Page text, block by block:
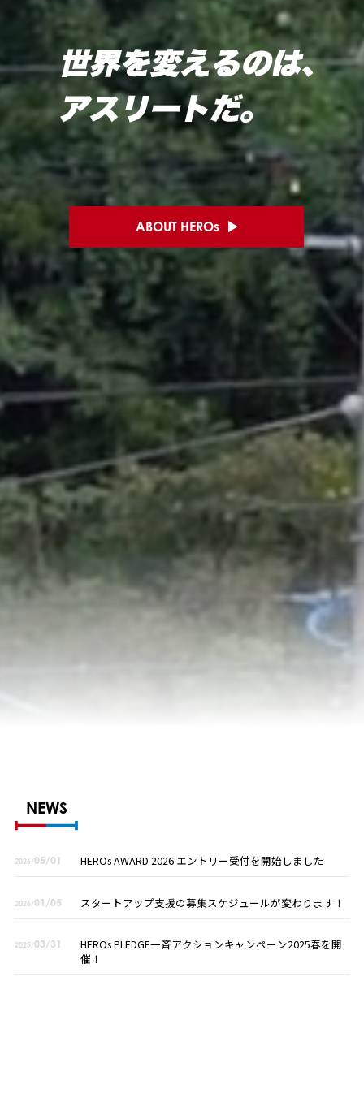
ABOUT HEROs
NEWS
2026/05/01 HEROs AWARD 2026 エントリー受付を開始しました
2026/01/05 スタートアップ支援の募集スケジュールが変わります！
2025/03/31
HEROs PLEDGE一斉アクションキャンペーン2025春を開
催！